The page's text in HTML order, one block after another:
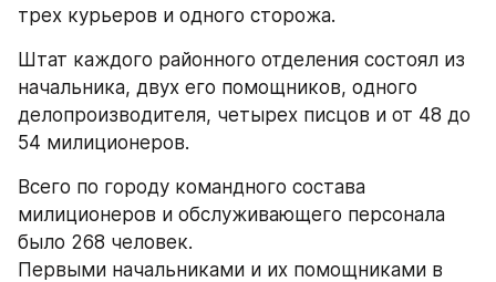
трех курьеров и одного сторожа.
Штат каждого районного отделения состоял из
начальника, двух его помощников, одного
делопроизводителя, четырех писцов и от 48 до
54 милиционеров.
Всего по городу командного состава
милиционеров и обслуживающего персонала
было 268 человек.
Первыми начальниками и их помощниками в